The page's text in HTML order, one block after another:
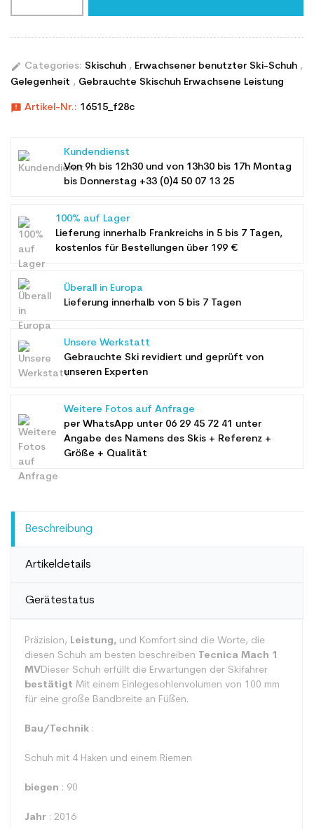
edit Categories: Skischuh , Erwachsener benutzter Ski-Schuh ,
Gelegenheit , Gebrauchte Skischuh Erwachsene Leistung
announcement Artikel-Nr.: 16515_f28c
Kundendienst
Von 9h bis 12h30 und von 13h30 bis 17h Montag
bis Donnerstag +33 (0)4 50 07 13 25
100% auf Lager
Lieferung innerhalb Frankreichs in 5 bis 7 Tagen,
kostenlos für Bestellungen über 199 €
Überall in Europa
Lieferung innerhalb von 5 bis 7 Tagen
Unsere Werkstatt
Gebrauchte Ski revidiert und geprüft von
unseren Experten
Weitere Fotos auf Anfrage
per WhatsApp unter 06 29 45 72 41 unter
Angabe des Namens des Skis + Referenz +
Größe + Qualität
Beschreibung
Artikeldetails
Gerätestatus
Präzision, Leistung, und Komfort sind die Worte, die
diesen Schuh am besten beschreiben Tecnica Mach 1
MVDieser Schuh erfüllt die Erwartungen der Skifahrer
bestätigt Mit einem Einlegesohlenvolumen von 100 mm
für eine große Bandbreite an Füßen.
Bau/Technik :
Schuh mit 4 Haken und einem Riemen
biegen : 90
Jahr : 2016